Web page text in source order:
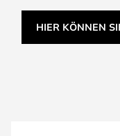
HIER KÖNNEN